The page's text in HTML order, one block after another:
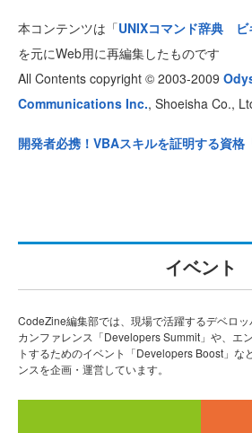
本コンテンツは「UNIXコマンド辞典 ビ
を元にWeb用に再編集したものです
All Contents copyright © 2003-2009
Communications Inc., Shoeisha Co.,
開発者必携！VBAスキルを証明する資格
イベント
CodeZine編集部では、現場で活躍するデベロ
カンファレンス「Developers Summit」や、エ
トするためのイベント「Developers Boost」な
ンスを企画・運営しています。